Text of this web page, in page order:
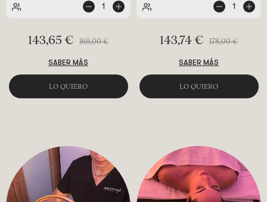
1
143,65 € 169,00 €
SABER MÁS
LO QUIERO
1
143,74 € 178,00 €
SABER MÁS
LO QUIERO